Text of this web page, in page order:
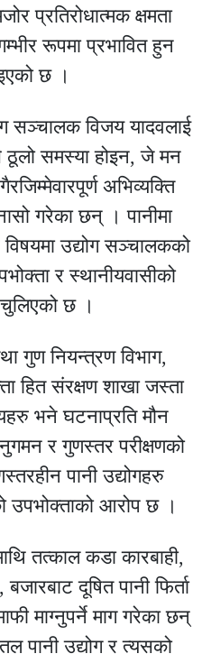
प्रतिरोधात्मक क्षमता
रूपमा प्रभावित हुन
छ ।
सञ्चालक विजय यादवलाई
ठूलो समस्या होइन, जे मन
अभिव्यक्ति
गरेका छन् । पानीमा
उद्योग सञ्चालकको
र स्थानीयवासीको
छ ।
गुण नियन्त्रण विभाग,
हित संरक्षण शाखा जस्ता
भने घटनाप्रति मौन
र गुणस्तर परीक्षणको
पानी उद्योगहरु
आरोप छ ।
तत्काल कडा कारबाही,
दूषित पानी फिर्ता
माग्नुपर्ने माग गरेका छन्
पानी उद्योग र त्यसको